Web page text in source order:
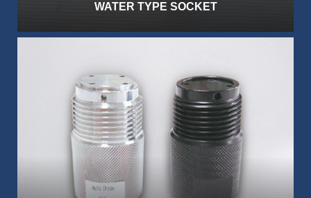
WATER TYPE SOCKET